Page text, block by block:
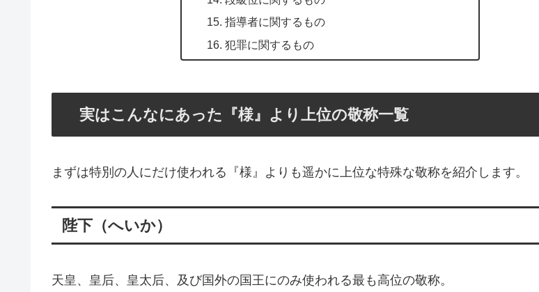
指導者に関するもの
犯罪に関するもの
実はこんなにあった『様』より上位の敬称一覧
まずは特別の人にだけ使われる『様』よりも遥かに上位な特殊な敬称を紹介します。
陛下（へいか）
天皇、皇后、皇太后、及び国外の国王にのみ使われる最も高位の敬称。